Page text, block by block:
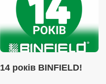
14 років BINFIELD!